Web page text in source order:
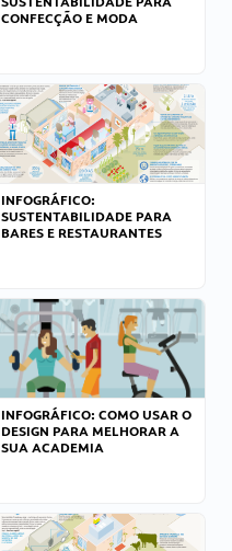
CONFECÇÃO E MODA
INFOGRÁFICO:
SUSTENTABILIDADE PARA
BARES E RESTAURANTES
INFOGRÁFICO: COMO USAR O
DESIGN PARA MELHORAR A
SUA ACADEMIA